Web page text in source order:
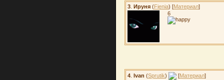
3 Ируня (Fienia) [Материал]
6
4 Ivan (Sprutik) [Материал]